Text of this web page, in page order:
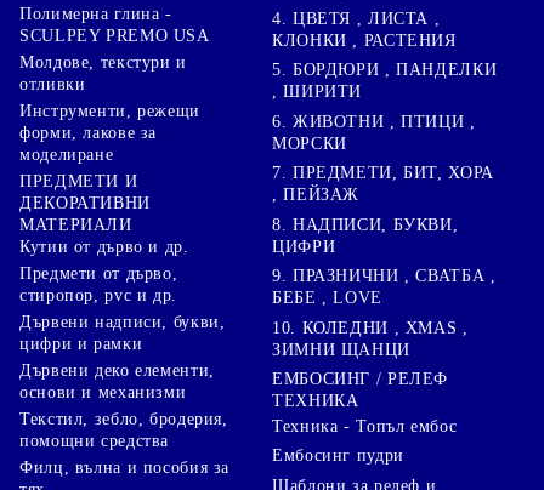
Полимерна глина -
SCULPEY PREMO USA
Молдове, текстури и
отливки
Инструменти, режещи
форми, лакове за
моделиране
ПРЕДМЕТИ И
ДЕКОРАТИВНИ
МАТЕРИАЛИ
Кутии от дърво и др.
Предмети от дърво,
стиропор, pvc и др.
Дървени надписи, букви,
цифри и рамки
Дървени деко елементи,
основи и механизми
Текстил, зебло, бродерия,
помощни средства
Филц, вълна и пособия за
4. ЦВЕТЯ , ЛИСТА ,
КЛОНКИ , РАСТЕНИЯ
5. БОРДЮРИ , ПАНДЕЛКИ
, ШИРИТИ
6. ЖИВОТНИ , ПТИЦИ ,
МОРСКИ
7. ПРЕДМЕТИ, БИТ, ХОРА
, ПЕЙЗАЖ
8. НАДПИСИ, БУКВИ,
ЦИФРИ
9. ПРАЗНИЧНИ , СВАТБА ,
БЕБЕ , LOVE
10. КОЛЕДНИ , XMAS ,
ЗИМНИ ЩАНЦИ
ЕМБОСИНГ / РЕЛЕФ
ТЕХНИКА
Техника - Топъл ембос
Ембосинг пудри
Шаблони за релеф и